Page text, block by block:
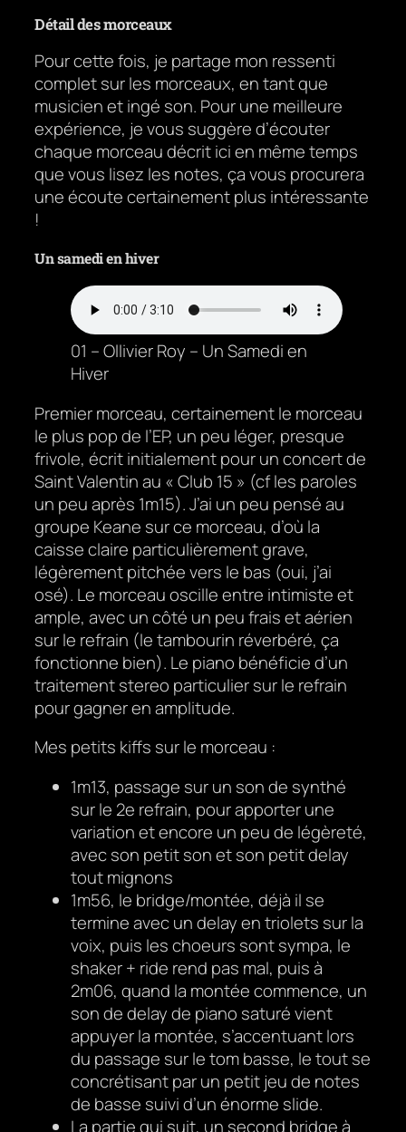
Détail des morceaux
Pour cette fois, je partage mon ressenti
complet sur les morceaux, en tant que
musicien et ingé son. Pour une meilleure
expérience, je vous suggère d’écouter
chaque morceau décrit ici en même temps
que vous lisez les notes, ça vous procurera
une écoute certainement plus intéressante
!
Un samedi en hiver
01 – Ollivier Roy – Un Samedi en
Hiver
Premier morceau, certainement le morceau
le plus pop de l’EP, un peu léger, presque
frivole, écrit initialement pour un concert de
Saint Valentin au « Club 15 » (cf les paroles
un peu après 1m15). J’ai un peu pensé au
groupe Keane sur ce morceau, d’où la
caisse claire particulièrement grave,
légèrement pitchée vers le bas (oui, j’ai
osé). Le morceau oscille entre intimiste et
ample, avec un côté un peu frais et aérien
sur le refrain (le tambourin réverbéré, ça
fonctionne bien). Le piano bénéficie d’un
traitement stereo particulier sur le refrain
pour gagner en amplitude.
Mes petits kiffs sur le morceau :
1m13, passage sur un son de synthé
sur le 2e refrain, pour apporter une
variation et encore un peu de légèreté,
avec son petit son et son petit delay
tout mignons
1m56, le bridge/montée, déjà il se
termine avec un delay en triolets sur la
voix, puis les choeurs sont sympa, le
shaker + ride rend pas mal, puis à
2m06, quand la montée commence, un
son de delay de piano saturé vient
appuyer la montée, s’accentuant lors
du passage sur le tom basse, le tout se
concrétisant par un petit jeu de notes
de basse suivi d’un énorme slide.
La partie qui suit, un second bridge à